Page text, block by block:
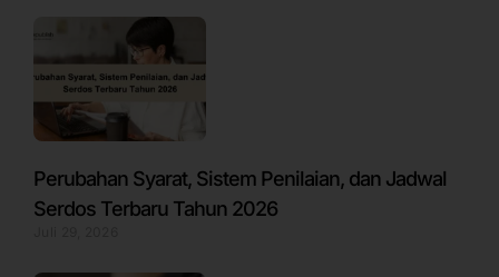
Perubahan Syarat, Sistem Penilaian, dan Jadwal
Serdos Terbaru Tahun 2026